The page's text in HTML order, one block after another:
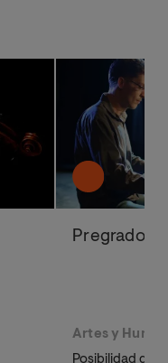
Pregrado
Artes y
Posibilidad de